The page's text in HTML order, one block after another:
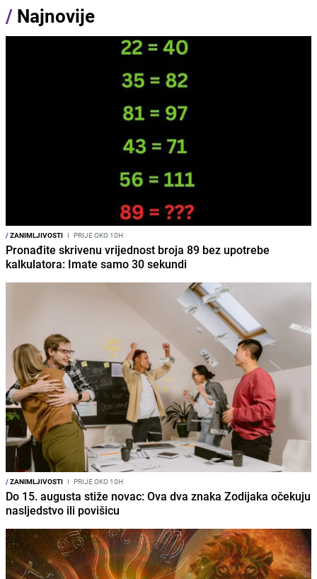
/ Najnovije
/ZANIMLJIVOSTI I PRIJE OKO 10H
Pronađite skrivenu vrijednost broja 89 bez upotrebe
kalkulatora: Imate samo 30 sekundi
/ZANIMLJIVOSTI I PRIJE OKO 10H
Do 15. augusta stiže novac: Ova dva znaka Zodijaka očekuju
nasljedstvo ili povišicu